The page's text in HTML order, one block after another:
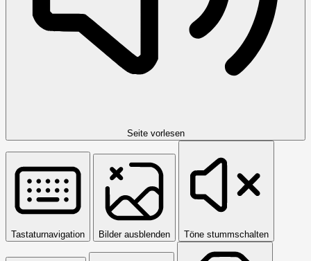
Seite vorlesen
Tastaturnavigation Bilder ausblenden Töne stummschalten